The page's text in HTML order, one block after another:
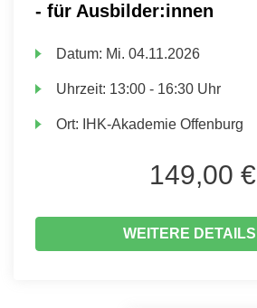
- für Ausbilder:innen
Datum: Mi. 04.11.2026
Uhrzeit: 13:00 - 16:30 Uhr
Ort: IHK-Akademie Offenburg
149,00 €
WEITERE DETAILS